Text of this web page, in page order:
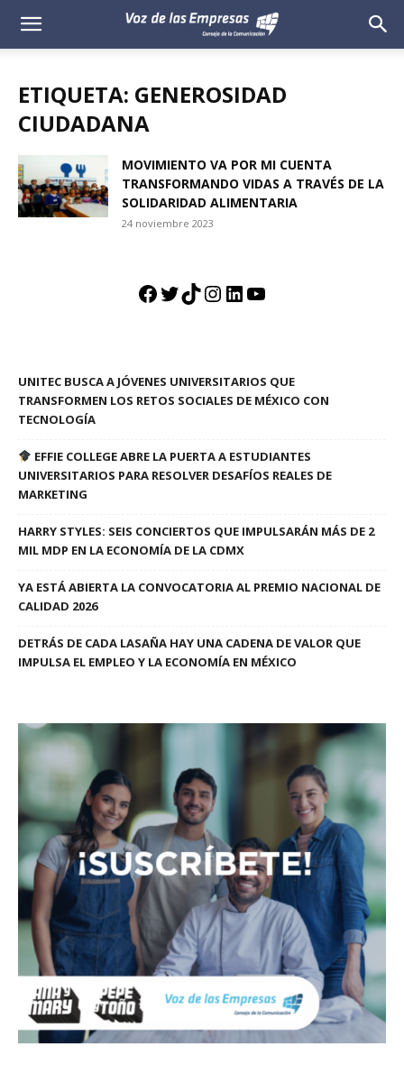
Voz
Empresas
ETIQUETA: GENEROSIDAD
CIUDADANA
MOVIMIENTO VA POR MI CUENTA
TRANSFORMANDO VIDAS A TRAVÉS DE LA
SOLIDARIDAD ALIMENTARIA
24 noviembre 2023
Facebook
Twitter
TikTok
Instagram
LinkedIn
YouTube
UNITEC BUSCA A JÓVENES UNIVERSITARIOS QUE
TRANSFORMEN LOS RETOS SOCIALES DE MÉXICO CON
TECNOLOGÍA
EFFIE COLLEGE ABRE LA PUERTA A ESTUDIANTES
UNIVERSITARIOS PARA RESOLVER DESAFÍOS REALES DE
MARKETING
HARRY STYLES: SEIS CONCIERTOS QUE IMPULSARÁN MÁS DE 2
MIL MDP EN LA ECONOMÍA DE LA CDMX
YA ESTÁ ABIERTA LA CONVOCATORIA AL PREMIO NACIONAL DE
CALIDAD 2026
DETRÁS DE CADA LASAÑA HAY UNA CADENA DE VALOR QUE
IMPULSA EL EMPLEO Y LA ECONOMÍA EN MÉXICO